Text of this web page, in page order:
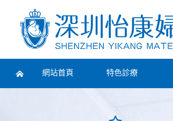
網站首頁 特色診療